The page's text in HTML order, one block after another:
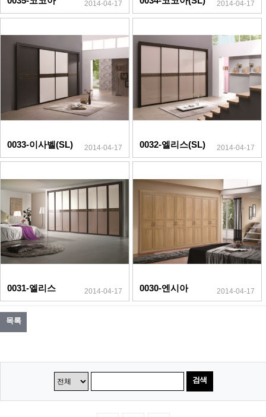
2014-04-17 2014-04-17
0033-이사벨(SL) 2014-04-17 0032-엘리스(SL) 2014-04-17
0031-엘리스 2014-04-17 0030-엔시아 2014-04-17
목록
검색